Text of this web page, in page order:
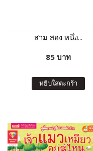
สาม สอง หนึ่ง...
85 บาท
หยิบใส่ตะกร้า